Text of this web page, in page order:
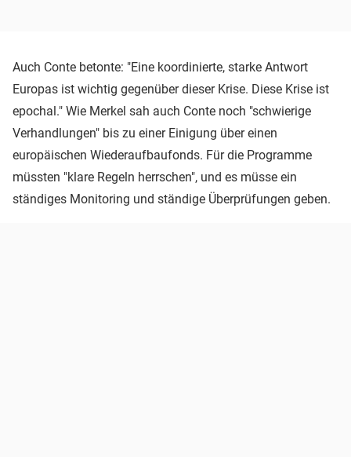
Auch Conte betonte: "Eine koordinierte, starke Antwort
Europas ist wichtig gegenüber dieser Krise. Diese Krise ist
epochal." Wie Merkel sah auch Conte noch "schwierige
Verhandlungen" bis zu einer Einigung über einen
europäischen Wiederaufbaufonds. Für die Programme
müssten "klare Regeln herrschen", und es müsse ein
ständiges Monitoring und ständige Überprüfungen geben.